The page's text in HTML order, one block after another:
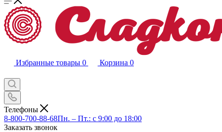
Избранные товары 0 Корзина 0
Телефоны
8-800-700-88-68Пн. – Пт.: с 9:00 до 18:00
Заказать звонок